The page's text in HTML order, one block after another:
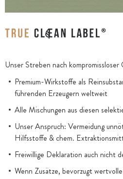
Unser Streben nach
Premium-Wirkstoffe als
führenden Erzeugern weltweit
Alle Mischungen aus diesen
Unser Anspruch: Vermeidung
Hilfsstoffe & chem.
Freiwillige Deklaration auch nicht
Wenn Zusätze, bevorzugt